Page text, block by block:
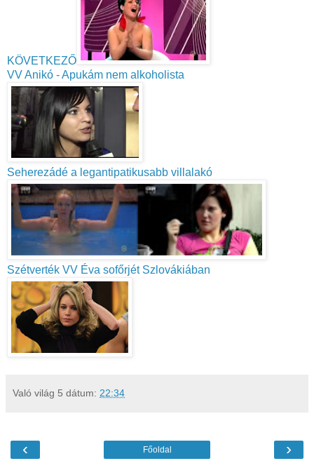
KÖVETKEZŐ
VV Anikó - Apukám nem alkoholista
Seherezádé a legantipatikusabb villalakó
Szétverték VV Éva sofőrjét Szlovákiában
Való világ 5 dátum: 22:34
‹ ›
Főoldal